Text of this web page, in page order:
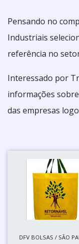
Pensando no
Industriais
referência no
Interessado por
informações
das empresas
DFV BOLSAS / SÃO